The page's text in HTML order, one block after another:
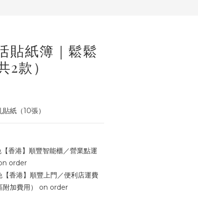
貼紙簿｜鬆鬆
款）
紙（10張）
香港】順豐智能櫃／營業點運
order
香港】順豐上門／便利店運費
附加費用） on order